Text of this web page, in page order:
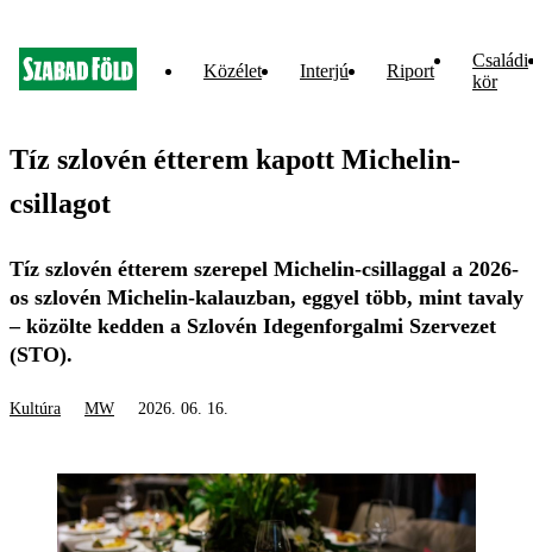
Közélet Interjú Riport
Családi
kör
Tíz szlovén étterem kapott Michelin-
csillagot
Tíz szlovén étterem szerepel Michelin-csillaggal a 2026-
os szlovén Michelin-kalauzban, eggyel több, mint tavaly
– közölte kedden a Szlovén Idegenforgalmi Szervezet
(STO).
Kultúra MW 2026. 06. 16.